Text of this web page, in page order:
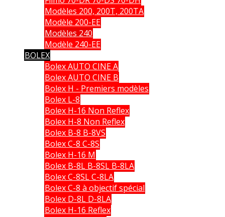
Modèles 200, 200T, 200TA
Modèle 200-EE
Modèles 240
Modèle 240-EE
BOLEX
Bolex AUTO CINE A
Bolex AUTO CINE B
Bolex H - Premiers modèles
Bolex L-8
Bolex H-16 Non Reflex
Bolex H-8 Non Reflex
Bolex B-8 B-8VS
Bolex C-8 C-8S
Bolex H-16 M
Bolex B-8L B-8SL B-8LA
Bolex C-8SL C-8LA
Bolex C-8 à objectif spécial
Bolex D-8L D-8LA
Bolex H-16 Reflex